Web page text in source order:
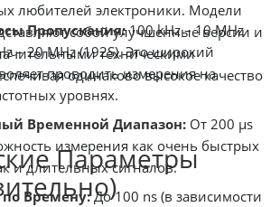
любителей электроники. Модели
собой улучшенные версии и
техническими
одинаково высокое качество
Пропускания:100 kHz – 10 MHz
– 20 MHz (192S). Это широкий
проводить измерения на
уровнях.
Временной Диапазон: От 200 µs
измерения как очень быстрых
и длительных сигналов.
Времену:До 100 ns (в зависимости
Параметры